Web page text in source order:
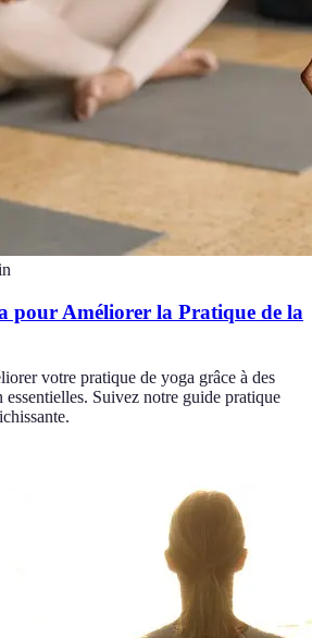
pour Améliorer la Pratique de la
votre pratique de yoga grâce à des
essentielles. Suivez notre guide pratique